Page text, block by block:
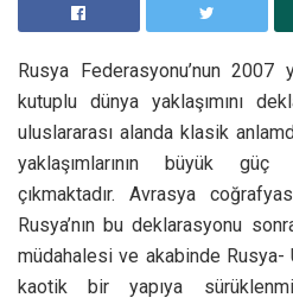
Rusya Federasyonu’nun
kutuplu dünya yaklaşımını
uluslararası alanda klasik
yaklaşımlarının büyük güç
çıkmaktadır. Avrasya
Rusya’nın bu deklarasyonu
müdahalesi ve akabinde
kaotik bir yapıya